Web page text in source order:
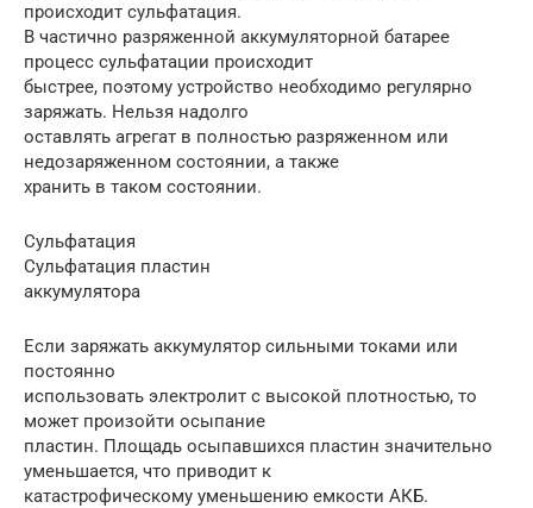
происходит сульфатация.
В частично разряженной аккумуляторной батарее
процесс сульфатации происходит
быстрее, поэтому устройство необходимо регулярно
заряжать. Нельзя надолго
оставлять агрегат в полностью разряженном или
недозаряженном состоянии, а также
хранить в таком состоянии.
Сульфатация
Сульфатация пластин
аккумулятора
Если заряжать аккумулятор сильными токами или
постоянно
использовать электролит с высокой плотностью, то
может произойти осыпание
пластин. Площадь осыпавшихся пластин значительно
уменьшается, что приводит к
катастрофическому уменьшению емкости АКБ.